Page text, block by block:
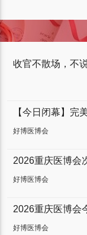
收官不散场，不
好博医博会
2026重庆医博会
好博医博会
2026重庆医博会
好博医博会